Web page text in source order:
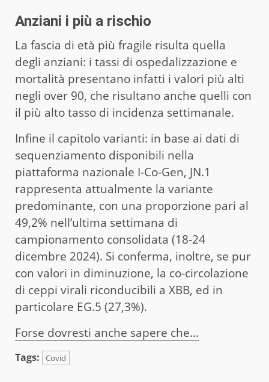
Anziani i più a rischio
La fascia di età più fragile risulta quella
degli anziani: i tassi di ospedalizzazione e
mortalità presentano infatti i valori più alti
negli over 90, che risultano anche quelli con
il più alto tasso di incidenza settimanale.
Infine il capitolo varianti: in base ai dati di
sequenziamento disponibili nella
piattaforma nazionale I-Co-Gen, JN.1
rappresenta attualmente la variante
predominante, con una proporzione pari al
49,2% nell’ultima settimana di
campionamento consolidata (18-24
dicembre 2024). Si conferma, inoltre, se pur
con valori in diminuzione, la co-circolazione
di ceppi virali riconducibili a XBB, ed in
particolare EG.5 (27,3%).
Forse dovresti anche sapere che…
Tags: Covid